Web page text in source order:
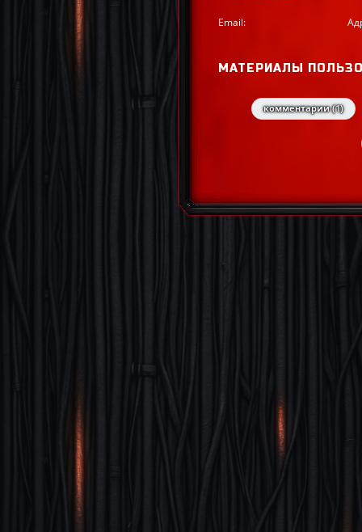
Email:
МАТЕРИАЛЫ
комментарии (1)